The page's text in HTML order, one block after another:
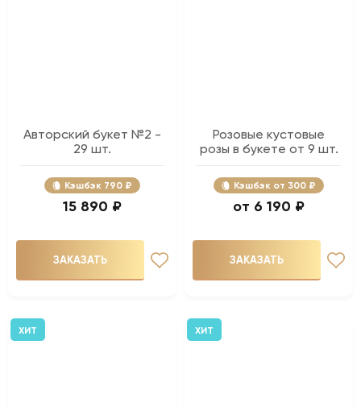
Авторский букет №2 -
29 шт.
Кэшбэк 790 ₽
15 890 ₽
ЗАКАЗАТЬ
Розовые кустовые
розы в букете от 9 шт.
Кэшбэк 300 ₽
6 190 ₽
ЗАКАЗАТЬ
ХИТ ХИТ